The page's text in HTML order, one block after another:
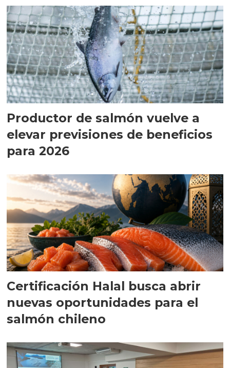
Productor de salmón vuelve a
elevar previsiones de beneficios
para 2026
Certificación Halal busca abrir
nuevas oportunidades para el
salmón chileno